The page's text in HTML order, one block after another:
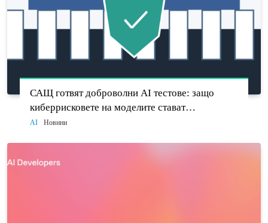
САЩ готвят доброволни AI тестове: защо
киберрисковете на моделите стават
политически въпрос
AI Новини